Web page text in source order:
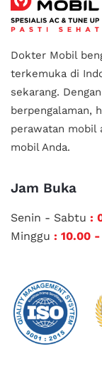
Dokter Mobil
terkemuka di
sekarang.
berpengalaman,
perawatan mobil
mobil Anda.
Jam Buka
Senin - Sabtu :
Minggu : 10.00 -